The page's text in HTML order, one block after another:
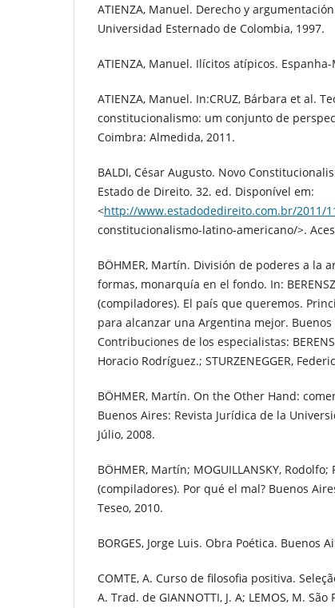
ATIENZA, Manuel. Derecho y
Universidad Esternado de Colombia, 1997.
ATIENZA, Manuel. Ilícitos atípicos.
ATIENZA, Manuel. In:CRUZ, Bárbara et al.
constitucionalismo: um conjunto de
Coimbra: Almedida, 2011.
BALDI, César Augusto. Novo
Estado de Direito. 32. ed. Disponível em:
<http://www.estadodedireito.com.br/2011/
constitucionalismo-latino-americano/>.
BÖHMER, Martín. División de poderes a la
formas, monarquía en el fondo. In:
(compiladores). El país que queremos.
para alcanzar una Argentina mejor.
Contribuciones de los especialistas:
Horacio Rodríguez.; STURZENEGGER,
BÖHMER, Martín. On the Other Hand:
Buenos Aires: Revista Jurídica de la
Júlio, 2008.
BÖHMER, Martín; MOGUILLANSKY, Rodolfo;
(compiladores). Por qué el mal? Buenos
Teseo, 2010.
BORGES, Jorge Luis. Obra Poética. Buenos
COMTE, A. Curso de filosofia positiva.
A. Trad. de GIANNOTTI, J. A; LEMOS, M.